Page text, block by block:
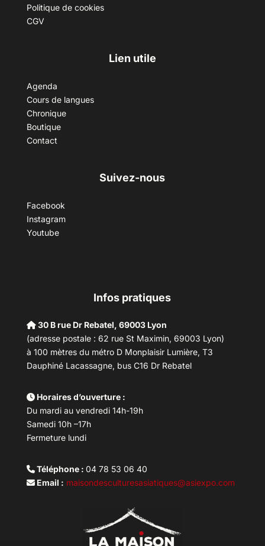
Politique de cookies
CGV
Lien utile
Agenda
Cours de langues
Chronique
Boutique
Contact
Suivez-nous
Facebook
Instagram
Youtube
Infos pratiques
30 B rue Dr Rebatel, 69003 Lyon
(adresse postale : 62 rue St Maximin, 69003 Lyon)
à 100 mètres du métro D Monplaisir Lumière, T3
Dauphiné Lacassagne, bus C16 Dr Rebatel
Horaires d’ouverture :
Du mardi au vendredi 14h-19h
Samedi 10h –17h
Fermeture lundi
Téléphone : 04 78 53 06 40
Email : maisondesculturesasiatiques@asiexpo.com